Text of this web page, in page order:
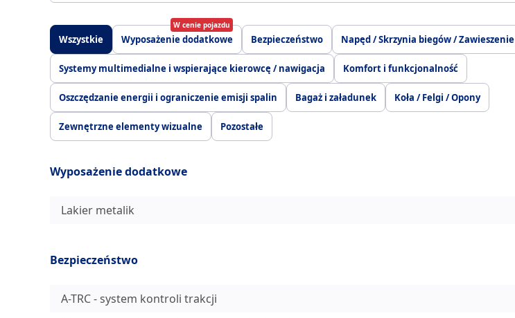
Wszystkie Wyposażenie dodatkowe
W cenie pojazdu
Bezpieczeństwo Napęd / Skrzynia biegów / Zawieszenie
Systemy multimedialne i wspierające kierowcę / nawigacja Komfort i funkcjonalność
Oszczędzanie energii i ograniczenie emisji spalin Bagaż i załadunek Koła / Felgi / Opony
Zewnętrzne elementy wizualne Pozostałe
Wyposażenie dodatkowe
Lakier metalik
Bezpieczeństwo
A-TRC - system kontroli trakcji